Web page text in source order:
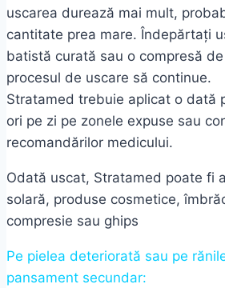
uscarea durează mai mult,
cantitate prea mare. Îndepărtați
batistă curată sau o compresă
procesul de uscare să continue.
Stratamed trebuie aplicat o dată
ori pe zi pe zonele expuse sau
recomandărilor medicului.
Odată uscat, Stratamed poate fi
solară, produse cosmetice,
compresie sau ghips
Pe pielea deteriorată sau pe
pansament secundar: